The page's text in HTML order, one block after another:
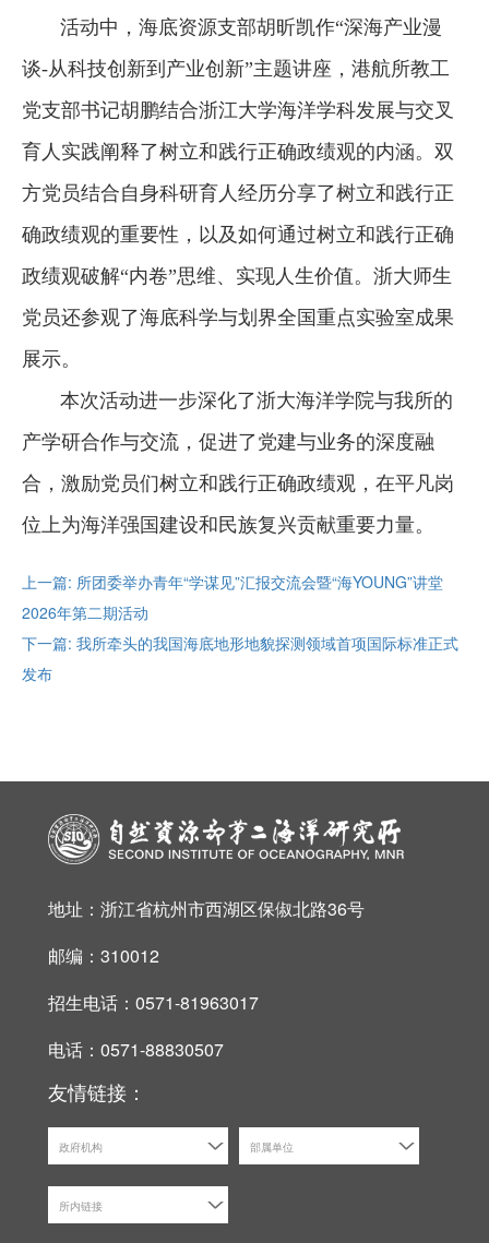
活动中， 海底资源支部胡昕凯作“深海产业漫
谈-从科技创新到产业创新”主题讲座，港航所教工
党支部书记胡鹏结合浙江大学海洋学科发展与交叉
育人实践阐释了树立和践行正确政绩观的内涵。双
方党员结合自身科研育人经历分享了树立和践行正
确政绩观的重要性，以及如何通过树立和践行正确
政绩观破解“内卷”思维、实现人生价值。浙大师生
党员还参观了海底科学与划界全国重点实验室成果
展示。
本次活动进一步深化了浙大海洋学院与我所的
产学研合作与交流，促进了党建与业务的深度融
合，激励党员们树立和践行正确政绩观，在平凡岗
位上为海洋强国建设和民族复兴贡献重要力量。
上一篇: 所团委举办青年“学谋见”汇报交流会暨“海YOUNG”讲堂
2026年第二期活动
下一篇: 我所牵头的我国海底地形地貌探测领域首项国际标准正式
发布
地址：浙江省杭州市西湖区保俶北路36号
邮编：310012
招生电话：0571-81963017
电话：0571-88830507
友情链接：
政府机构 部属单位
所内链接